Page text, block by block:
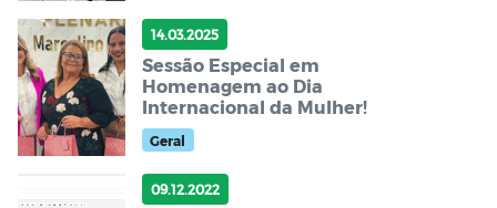
14.03.2025
Sessão Especial em
Homenagem ao Dia
Internacional da Mulher!
Geral
09.12.2022